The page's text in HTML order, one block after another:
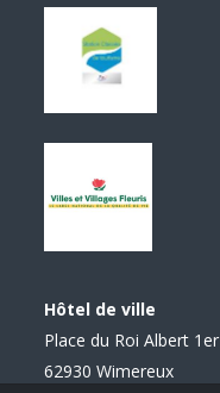
Hôtel de ville
Place du Roi Albert 1er
62930 Wimereux